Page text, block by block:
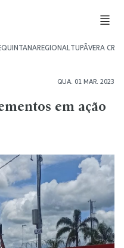
QUINTANAREGIONALTUPÃVERA CRUZ
QUA. 01 MAR. 2023
em ação